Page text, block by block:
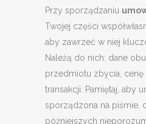
Przy sporządzaniu
Twojej części
aby zawrzeć w niej
Należą do nich: dane
przedmiotu zbycia, cenę
transakcji. Pamiętaj, aby
sporządzona na piśmie,
późniejszych